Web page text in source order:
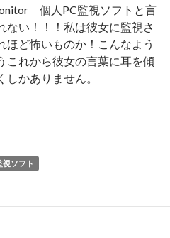
個人PC監視ソフトと言
ない！！！私は彼女に監視さ
ほど怖いものか！こんなよう
これから彼女の言葉に耳を傾
かありません。
視ソフト